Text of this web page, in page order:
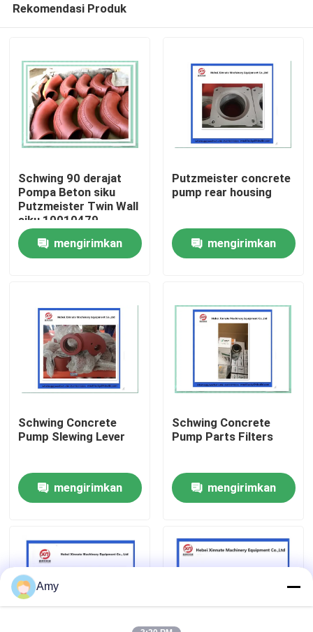
Rumah
Video
Tentang kita
Hubungi kami
BAGIAN POMPA BETON PUTZMEISTER
Bagian Pompa Beton Schwing
Rekomendasi Produk
Schwing 90 derajat
Pompa Beton siku
Putzmeister Twin Wall
siku 10010479
mengirimkan
Putzmeister concrete
pump rear housing
mengirimkan
Schwing Concrete
Pump Slewing Lever
mengirimkan
Schwing Concrete
Pump Parts Filters
mengirimkan
Amy